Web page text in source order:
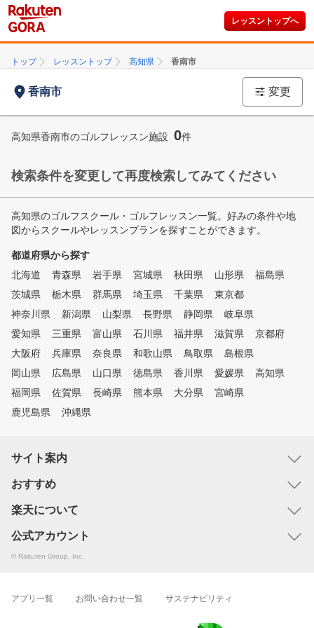
レッスントップへ
トップ レッスントップ 高知県 香南市
香南市 変更
高知県香南市のゴルフレッスン施設 0件
検索条件を変更して再度検索してみてください
高知県のゴルフスクール・ゴルフレッスン一覧。好みの条件や地
図からスクールやレッスンプランを探すことができます。
都道府県から探す
北海道
青森県 岩手県 宮城県 秋田県 山形県
福島県
茨城県
栃木県 群馬県 埼玉県 千葉県
東京都
神奈川県
新潟県 山梨県 長野県 静岡県
岐阜県
愛知県
三重県 富山県 石川県 福井県 滋賀県
京都府
大阪府
兵庫県 奈良県 和歌山県 鳥取県
島根県
岡山県
広島県 山口県 徳島県 香川県 愛媛県
高知県
福岡県
佐賀県 長崎県 熊本県 大分県
宮崎県
鹿児島県
沖縄県
サイト案内
おすすめ
楽天について
公式アカウント
© Rakuten Group, Inc.
アプリ一覧 お問い合わせ一覧 サステナビリティ